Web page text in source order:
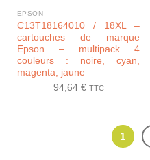
EPSON
C13T18164010 / 18XL –
cartouches de marque
Epson – multipack 4
couleurs : noire, cyan,
magenta, jaune
94,64 € TTC
1